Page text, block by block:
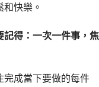
快樂。
記得：一次一件事，焦
完成當下要做的每件